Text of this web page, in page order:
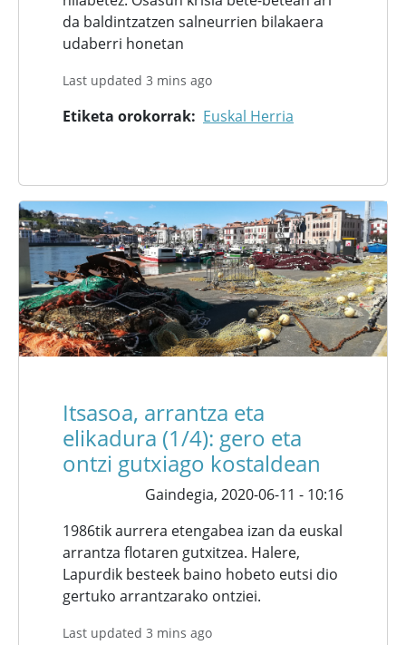
da baldintzatzen salneurrien bilakaera
udaberri honetan
Last updated 3 mins ago
Etiketa orokorrak Euskal Herria
Itsasoa, arrantza eta
elikadura (1/4): gero eta
ontzi gutxiago kostaldean
Gaindegia, 2020-06-11 - 10:16
1986tik aurrera etengabea izan da euskal
arrantza flotaren gutxitzea. Halere,
Lapurdik besteek baino hobeto eutsi dio
gertuko arrantzarako ontziei.
Last updated 3 mins ago